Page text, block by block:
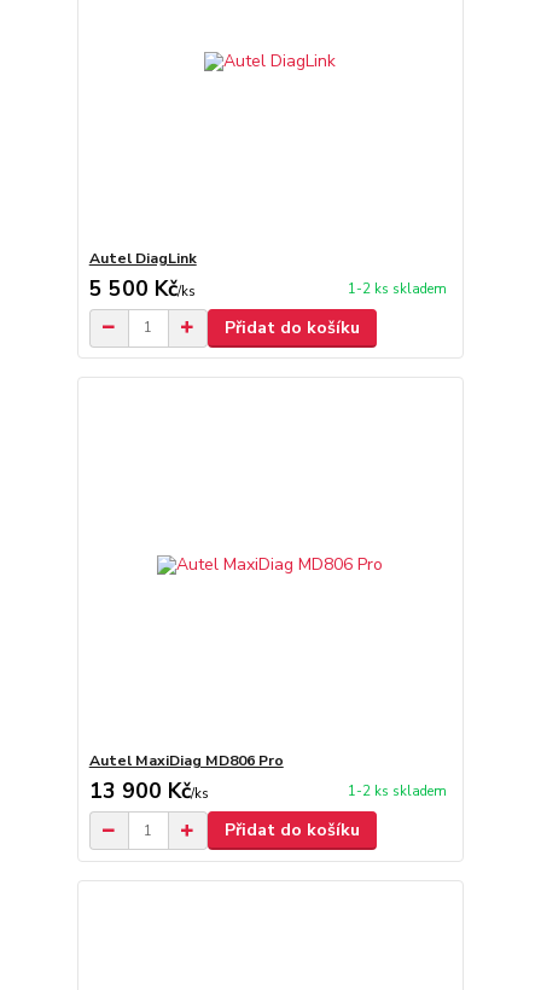
Autel DiagLink
5 500 Kč/ks 1-2 ks skladem
Přidat do košíku
Autel MaxiDiag MD806 Pro
13 900 Kč/ks 1-2 ks skladem
Přidat do košíku